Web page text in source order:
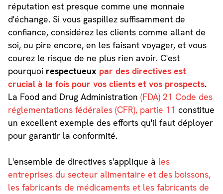
réputation est presque comme une monnaie
d'échange. Si vous gaspillez suffisamment de
confiance, considérez les clients comme allant de
soi, ou pire encore, en les faisant voyager, et vous
courez le risque de ne plus rien avoir. C'est
pourquoi respectueux par des directives est
crucial à la fois pour vos clients et vos prospects.
La Food and Drug Administration (FDA) 21 Code des
réglementations fédérales (CFR), partie 11 constitue
un excellent exemple des efforts qu'il faut déployer
pour garantir la conformité.
L'ensemble de directives s'applique à les
entreprises du secteur alimentaire et des boissons,
les fabricants de médicaments et les fabricants de